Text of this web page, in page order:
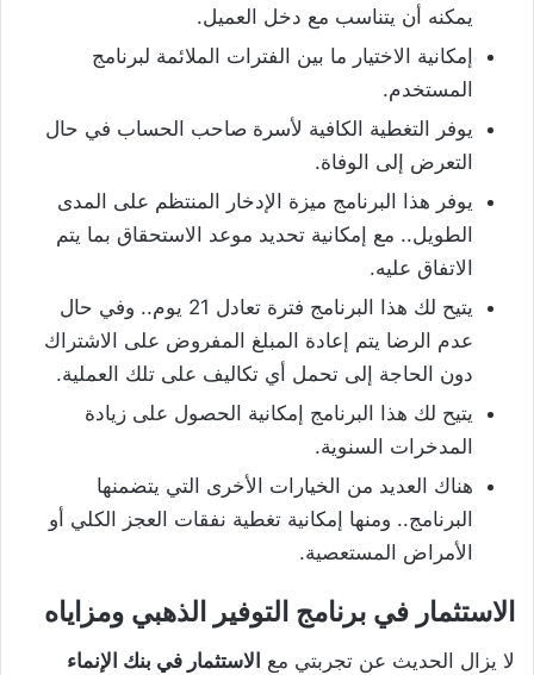
يمكنه أن يتناسب مع دخل العميل.
إمكانية الاختيار ما بين الفترات الملائمة لبرنامج
المستخدم.
يوفر التغطية الكافية لأسرة صاحب الحساب في حال
التعرض إلى الوفاة.
يوفر هذا البرنامج ميزة الإدخار المنتظم على المدى
الطويل.. مع إمكانية تحديد موعد الاستحقاق بما يتم
الاتفاق عليه.
يتيح لك هذا البرنامج فترة تعادل 21 يوم.. وفي حال
عدم الرضا يتم إعادة المبلغ المفروض على الاشتراك
دون الحاجة إلى تحمل أي تكاليف على تلك العملية.
يتيح لك هذا البرنامج إمكانية الحصول على زيادة
المدخرات السنوية.
هناك العديد من الخيارات الأخرى التي يتضمنها
البرنامج.. ومنها إمكانية تغطية نفقات العجز الكلي أو
الأمراض المستعصية.
الاستثمار في برنامج التوفير الذهبي ومزاياه
لا يزال الحديث عن تجربتي مع الاستثمار في بنك الإنماء